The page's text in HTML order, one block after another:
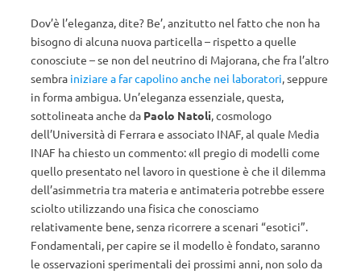
Dov’è l’eleganza, dite? Be’, anzitutto nel fatto che non ha
bisogno di alcuna nuova particella – rispetto a quelle
conosciute – se non del neutrino di Majorana, che fra l’altro
sembra iniziare a far capolino anche nei laboratori, seppure
in forma ambigua. Un’eleganza essenziale, questa,
sottolineata anche da Paolo Natoli, cosmologo
dell’Università di Ferrara e associato INAF, al quale Media
INAF ha chiesto un commento: «Il pregio di modelli come
quello presentato nel lavoro in questione è che il dilemma
dell’asimmetria tra materia e antimateria potrebbe essere
sciolto utilizzando una fisica che conosciamo
relativamente bene, senza ricorrere a scenari “esotici”.
Fondamentali, per capire se il modello è fondato, saranno
le osservazioni sperimentali dei prossimi anni, non solo da